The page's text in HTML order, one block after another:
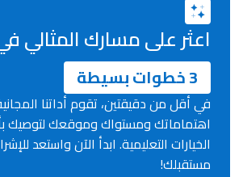
اعثر على مسارك المثالي
3 خطوات بسيطة
في أقل من دقيقتين، تقوم أداتنا
اهتماماتك ومستواك وموقعك لتوصيك
الخيارات التعليمية. ابدأ الآن واستعد
مستقبلك!